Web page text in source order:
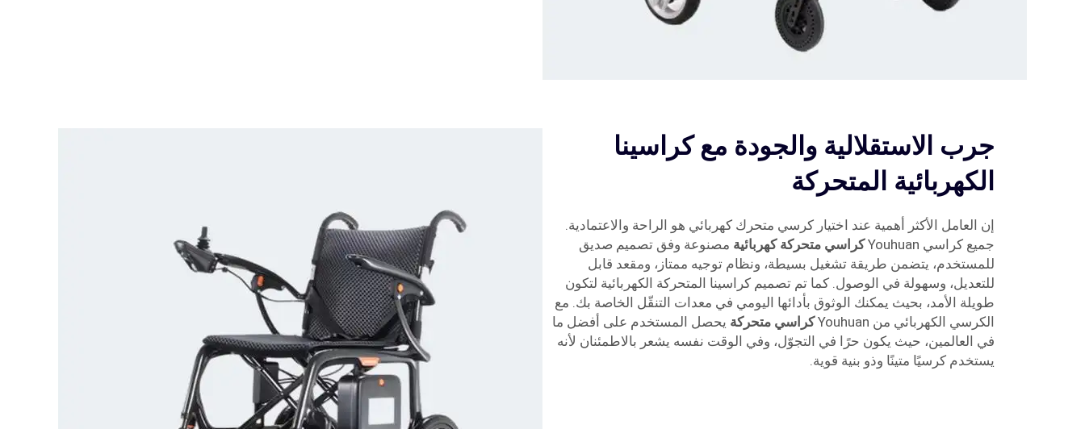
جرب الاستقلالية والجودة مع كراسينا
الكهربائية المتحركة
إن العامل الأكثر أهمية عند اختيار كرسي متحرك كهربائي هو الراحة والاعتمادية.
جميع كراسي Youhuan
كراسي متحركة كهربائية مصنوعة وفق تصميم صديق
للمستخدم، يتضمن طريقة تشغيل بسيطة، ونظام توجيه ممتاز، ومقعد قابل
للتعديل، وسهولة في الوصول. كما تم تصميم كراسينا المتحركة الكهربائية لتكون
طويلة الأمد، بحيث يمكنك الوثوق بأدائها اليومي في معدات التنقّل الخاصة بك. مع
الكرسي الكهربائي من Youhuan
كراسي متحركة يحصل المستخدم على أفضل ما
في العالمين، حيث يكون حرًا في التجوّل، وفي الوقت نفسه يشعر بالاطمئنان لأنه
يستخدم كرسيًا متينًا وذو بنية قوية.